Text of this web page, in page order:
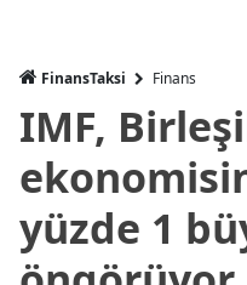
FinansTaksi Finans
IMF,
yüzde 1